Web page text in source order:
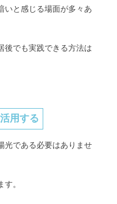
いと感じる場面が多々あ
後でも実践できる方法は
用する
光である必要はありませ
。